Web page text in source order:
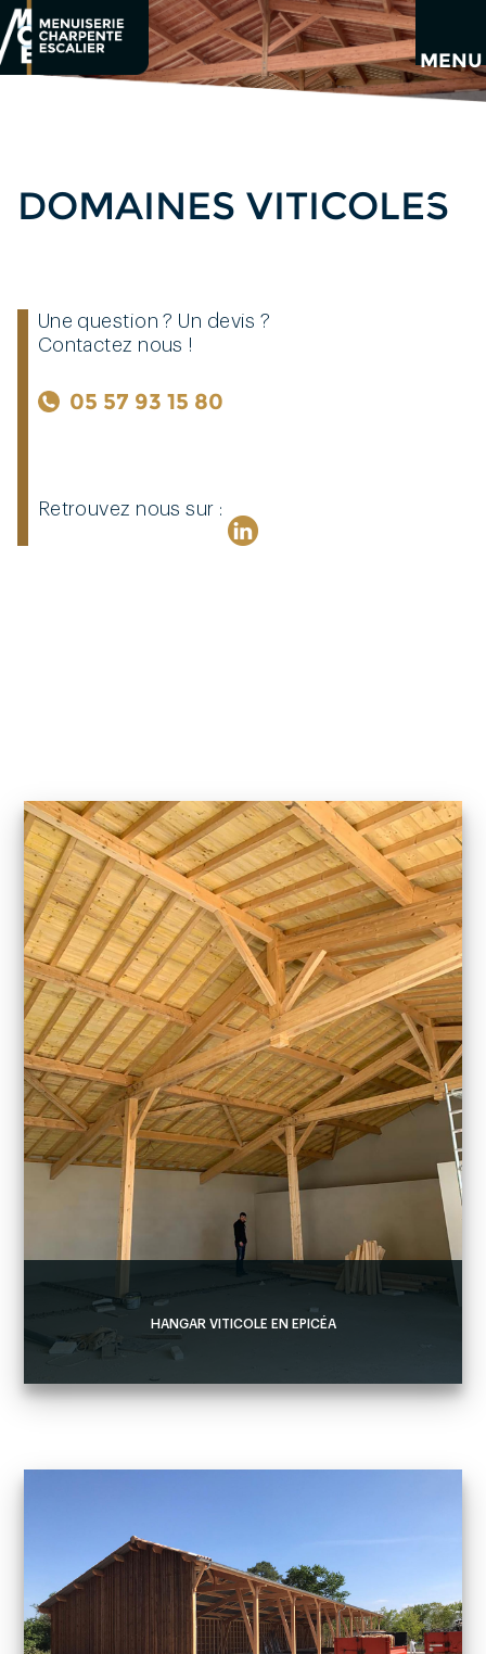
Aller
au
contenu
principal
MENU
DOMAINES VITICOLES
Une question ? Un devis ?
Contactez nous !
05 57 93 15 80
Retrouvez nous sur :
HANGAR VITICOLE EN EPICÉA